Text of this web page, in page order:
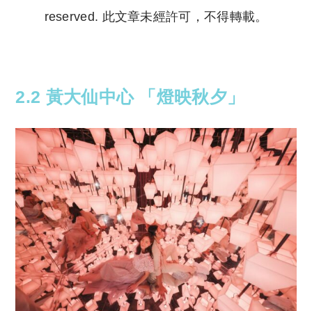
reserved. 此文章未經許可，不得轉載。
2.2 黃大仙中心 「燈映秋夕」